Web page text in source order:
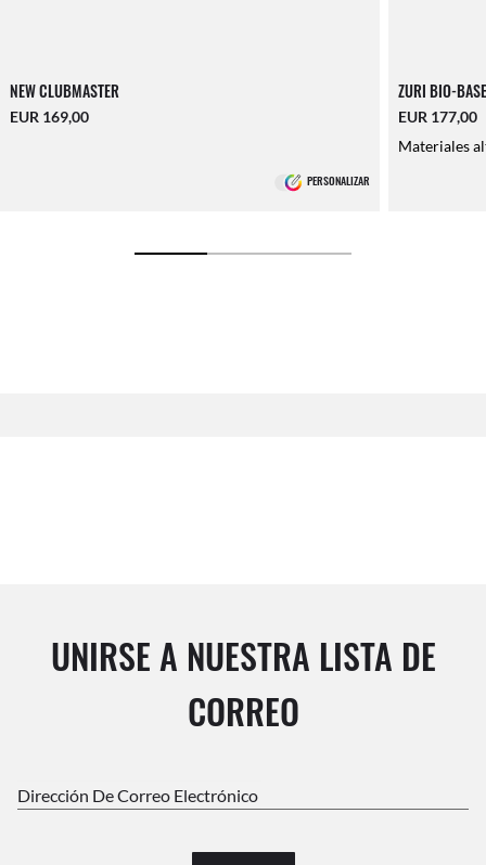
NEW CLUBMASTER
EUR 169,00
PERSONALIZAR
ZURI BIO-
EUR 177,00
Materiales
UNIRSE A NUESTRA LISTA DE
CORREO
Dirección De Correo Electrónico